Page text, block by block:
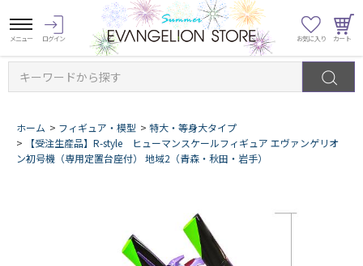
キーワードから探す
ホーム > フィギュア・模型 > 特大・等身大タイプ
>
【受注生産品】R-style ヒューマンスケールフィギュア エヴァンゲリオ
ン初号機（専用定置台座付） 地域2（青森・秋田・岩手）